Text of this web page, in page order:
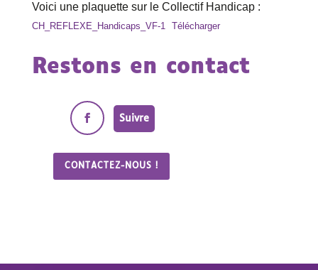
Voici une plaquette sur le Collectif Handicap :
CH_REFLEXE_Handicaps_VF-1 Télécharger
Restons en contact
Suivre
CONTACTEZ-NOUS !